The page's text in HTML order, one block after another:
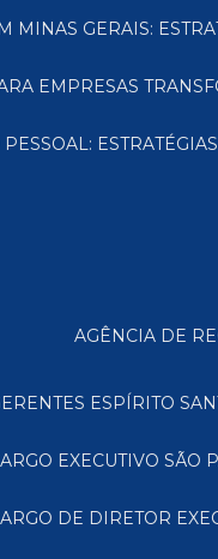
MINAS GERAIS:
EMPRESAS
AGÊNCIA DE
ESPÍRITO
EXECUTIVO SÃO
DE DIRETOR